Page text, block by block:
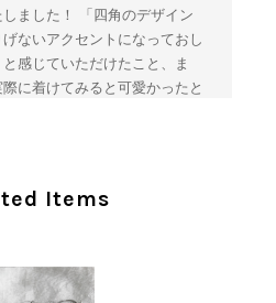
しました！ 「四角のデザイン
げないアクセントになっておし
と感じていただけたこと、ま
際に着けてみると可愛かったと
ただけましたら幸いです。
さい。 またご縁がございまし
Items